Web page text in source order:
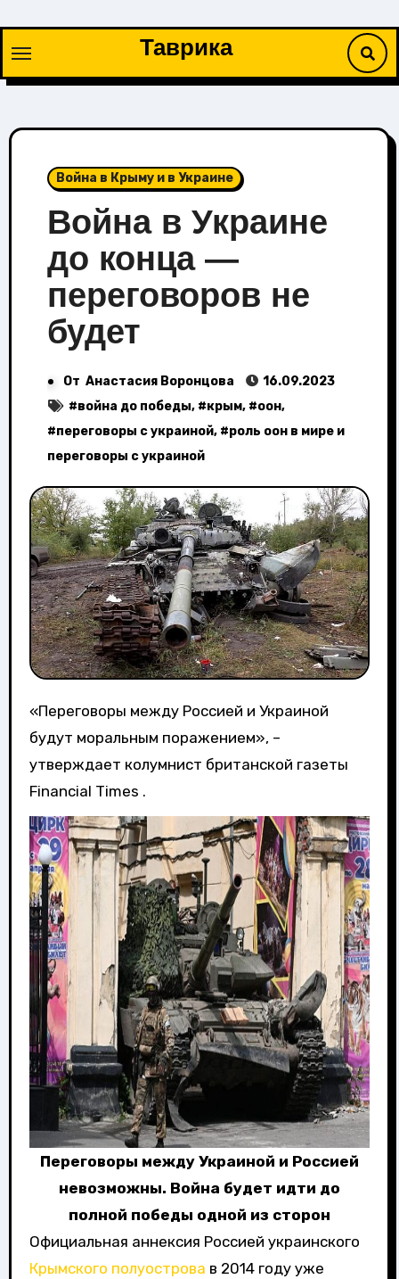
содержимому
Таврика
Война в Крыму и в Украине
Война в Украине
до конца —
переговоров не
будет
От Анастасия Воронцова
16.09.2023
#война до победы, #крым, #оон,
#переговоры с украиной, #роль оон в мире и
переговоры с украиной
«Переговоры между Россией и Украиной
будут моральным поражением», –
утверждает колумнист британской газеты
Financial Times .
Переговоры между Украиной и Россией
невозможны. Война будет идти до
полной победы одной из сторон
Официальная аннексия Россией украинского
Крымского полуострова в 2014 году уже